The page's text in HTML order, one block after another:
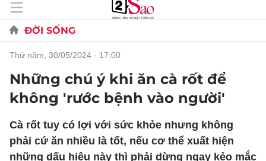
ĐỜI SỐNG
thứ năm, 30/05/2024 - 17:00
Những chú ý khi ăn cà rốt để
không 'rước bệnh vào người'
Cà rốt tuy có lợi với sức khỏe nhưng không
phải cứ ăn nhiều là tốt, nếu cơ thể xuất hiện
những dấu hiệu này thì phải dừng ngay kẻo mắc